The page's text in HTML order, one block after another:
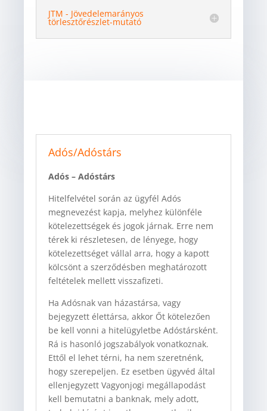
JTM - Jövedelemarányos
törlesztőrészlet-mutató
Adós/Adóstárs
Adós – Adóstárs
Hitelfelvétel során az ügyfél Adós
megnevezést kapja, melyhez különféle
kötelezettségek és jogok járnak. Erre nem
térek ki részletesen, de lényege, hogy
kötelezettséget vállal arra, hogy a kapott
kölcsönt a szerződésben meghatározott
feltételek mellett visszafizeti.
Ha Adósnak van házastársa, vagy
bejegyzett élettársa, akkor Őt kötelezően
be kell vonni a hitelügyletbe Adóstársként.
Rá is hasonló jogszabályok vonatkoznak.
Ettől el lehet térni, ha nem szeretnénk,
hogy szerepeljen. Ez esetben ügyvéd által
ellenjegyzett Vagyonjogi megállapodást
kell bemutatni a banknak, mely adott,